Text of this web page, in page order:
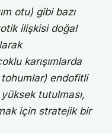
otu) gibi bazı
ilişkisi doğal
karışımlarda
tohumlar) endofitli
tutulması,
için stratejik bir